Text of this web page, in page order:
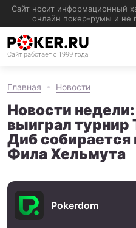
Главная Новости
Новости
выиграл
Диб собирается
Фила Хельмута
Pokerdom